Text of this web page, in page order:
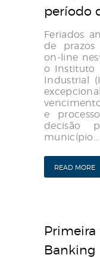
período
Feriados
de prazos
on-line
o Instituto
Industrial
e
decisão
município…
READ MORE
Primeira
Banking